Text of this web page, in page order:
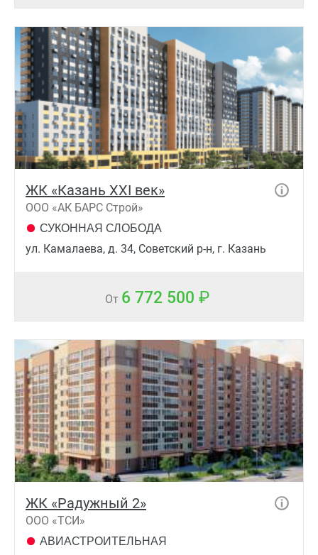
ЖК «Казань XXI век»
ООО «АК БАРС Строй»
СУКОННАЯ СЛОБОДА
ул. Камалаева, д. 34, Советский р-н, г. Казань
От 6 772 500
ЖК «Радужный 2»
ООО «ТСИ»
АВИАСТРОИТЕЛЬНАЯ